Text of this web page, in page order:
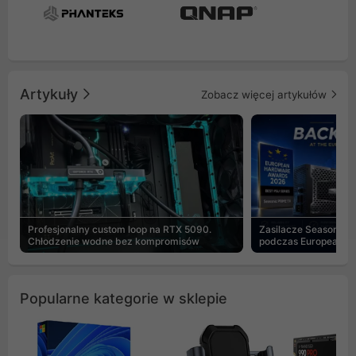
Artykuły Zobacz więcej artykułów
Profesjonalny custom loop na RTX 5090.
Chłodzenie wodne bez kompromisów
Zasilacze Seasonic
podczas European
Popularne kategorie w sklepie